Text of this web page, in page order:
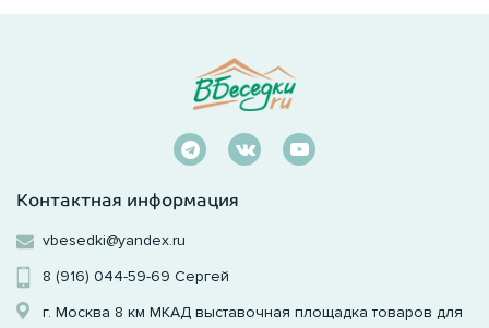
Контактная информация
vbesedki@yandex.ru
8 (916) 044-59-69 Сергей
г. Москва 8 км МКАД выставочная площадка товаров для